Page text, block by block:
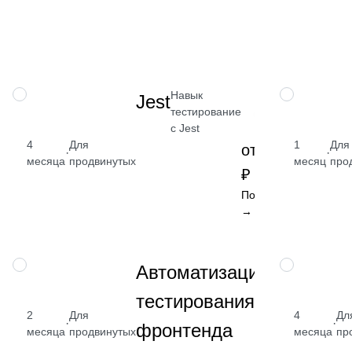
НАВЫК
4
месяца
·
Для
продвинутых
JestНавык
тестирование
с Jest
от 2 400
₽
Посмотреть
→
НАВЫК
1
месяц
·
Для
НАВЫК
2
месяца
·
Для
продвинутых
Автоматизация
тестирования
фронтенда
Освоите
JavaScript
от
НАВЫК
4
месяца
·